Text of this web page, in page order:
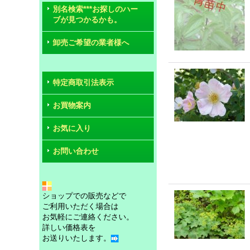
別名検索***お探しのハー
ブが見つかるかも。
卸売ご希望の業者様へ
特定商取引法表示
お買物案内
お気に入り
お問い合わせ
ショップでの販売などで
ご利用いただく場合は
お気軽にご連絡ください。
詳しい価格表を
お送りいたします。